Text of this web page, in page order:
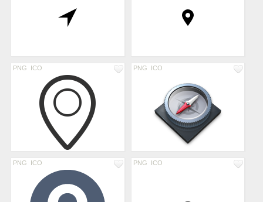
PNG ICO PNG ICO
PNG ICO PNG ICO